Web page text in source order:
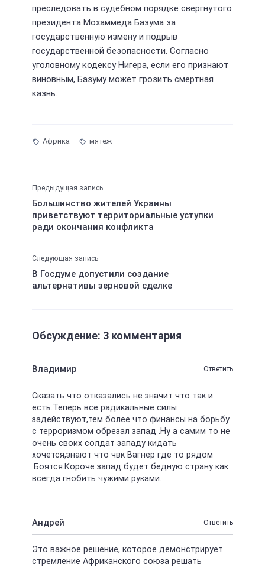
преследовать в судебном порядке свергнутого
президента Мохаммеда Базума за
государственную измену и подрыв
государственной безопасности. Согласно
уголовному кодексу Нигера, если его признают
виновным, Базуму может грозить смертная
казнь.
Африка мятеж
Предыдущая запись
Большинство жителей Украины
приветствуют территориальные уступки
ради окончания конфликта
Следующая запись
В Госдуме допустили создание
альтернативы зерновой сделке
Обсуждение: 3 комментария
Владимир Ответить
Сказать что отказались не значит что так и
есть.Теперь все радикальные силы
задействуют,тем более что финансы на борьбу
с терроризмом обрезал запад .Ну а самим то не
очень своих солдат западу кидать
хочется,знают что чвк Вагнер где то рядом
.Боятся.Короче запад будет бедную страну как
всегда гнобить чужими руками.
Андрей Ответить
Это важное решение, которое демонстрирует
стремление Африканского союза решать